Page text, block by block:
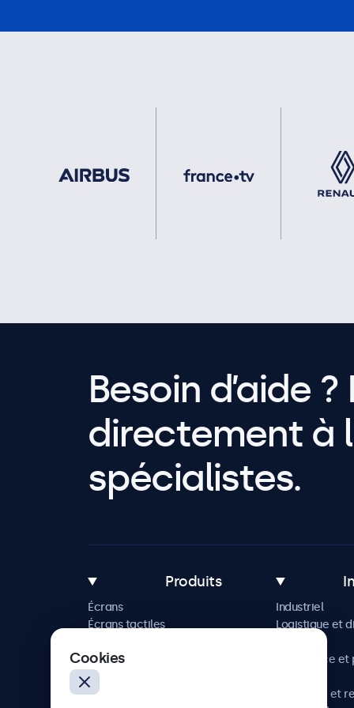
Besoin d’aide
directement à
spécialistes.
Produits
Écrans
Écrans tactiles
Solutions sur mesure
Industriel
Logistique et
Commerce et
Hôtellerie et
Cookies